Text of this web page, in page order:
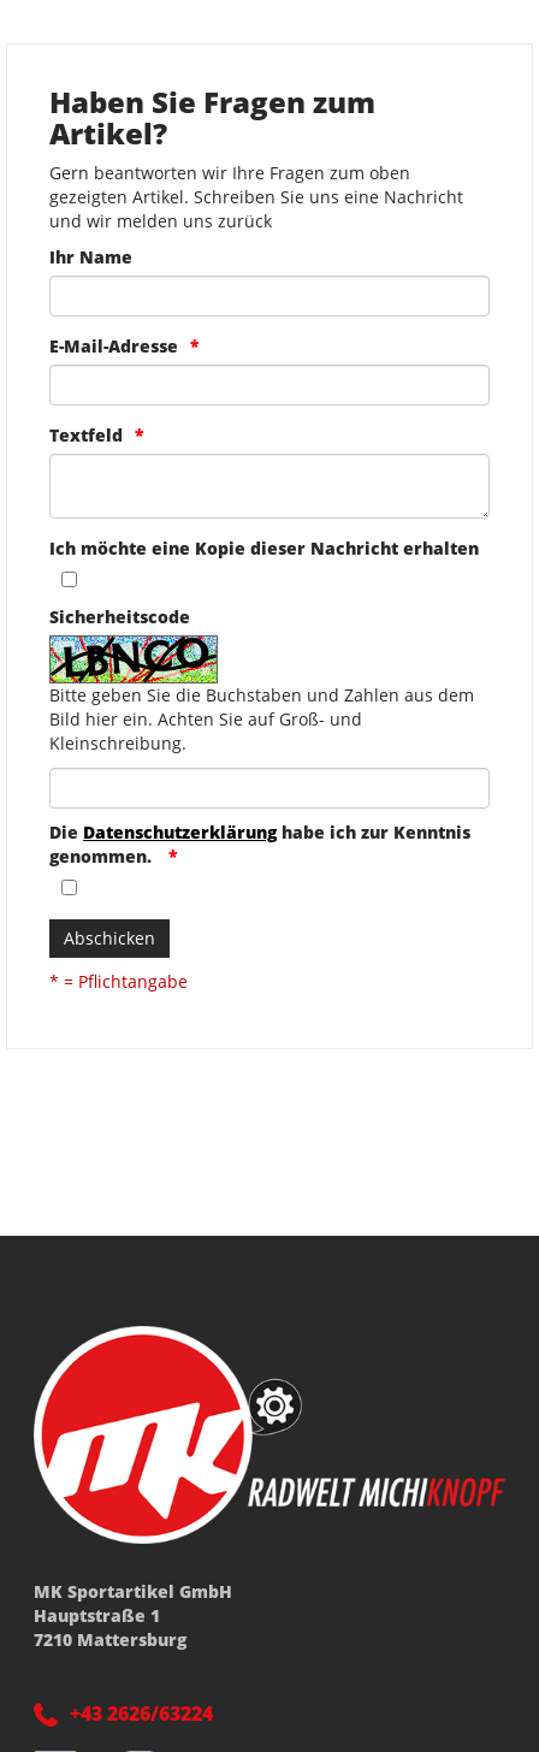
Haben Sie Fragen zum
Artikel?
Gern beantworten wir Ihre Fragen zum oben
gezeigten Artikel. Schreiben Sie uns eine Nachricht
und wir melden uns zurück
Ihr Name
E-Mail-Adresse
Textfeld
Ich möchte eine Kopie dieser Nachricht erhalten
Sicherheitscode
Bitte geben Sie die Buchstaben und Zahlen aus dem
Bild hier ein. Achten Sie auf Groß- und
Kleinschreibung.
Die Datenschutzerklärunghabe ich zur Kenntnis
genommen.
Abschicken
* = Pflichtangabe
MK Sportartikel GmbH
Hauptstraße 1
7210 Mattersburg
+43 2626/63224